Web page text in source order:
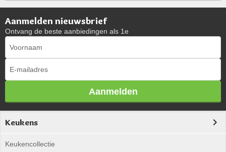
Aanmelden nieuwsbrief
Ontvang de beste aanbiedingen als 1e
Aanmelden
Keukens
Keukencollectie